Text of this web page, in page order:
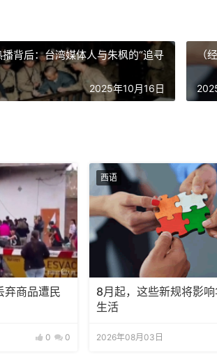
播背后：台湾媒体人与朱枫的“追寻
2025年10月16日
（
弃商品遭民
0 0
西语
8月起，这些新规将影
生活
2026年08月03日